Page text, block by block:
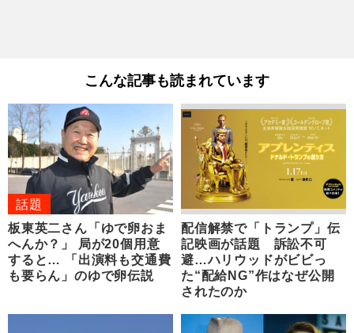
こんな記事も読まれています
話題
板東英二さん「ゆで卵おま
へんか？」 局が20個用意
すると… 「出演料も交通費
も要らん」のゆで卵伝説
配信解禁で「トランプ」伝
記映画が話題 訴訟不可
避…ハリウッドがビビっ
た“配給NG”作はなぜ公開
されたのか